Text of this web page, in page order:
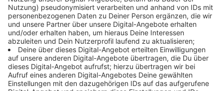
Anzeige
Auch der Wasserverband Eifel-Rur hat auf den
Dauerregen der letzten Tage reagiert und aus der
Wehebachtalsperre zwischen Stolberg und
Hürtgenwald mehr Wasser ablassen als geplant. Weil